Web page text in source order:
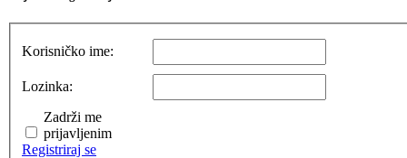
Korisničko ime:
Lozinka:
Zadrži me
prijavljenim
Registriraj se